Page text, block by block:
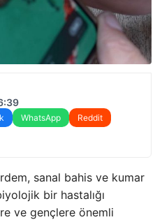
WhatsApp
Reddit
sanal bahis ve kumar
bir hastalığı
ve gençlere önemli